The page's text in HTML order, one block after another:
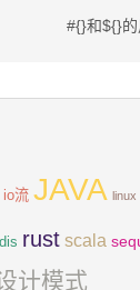
#{}和${}的
io流 JAVA linux
rust scala
计模式